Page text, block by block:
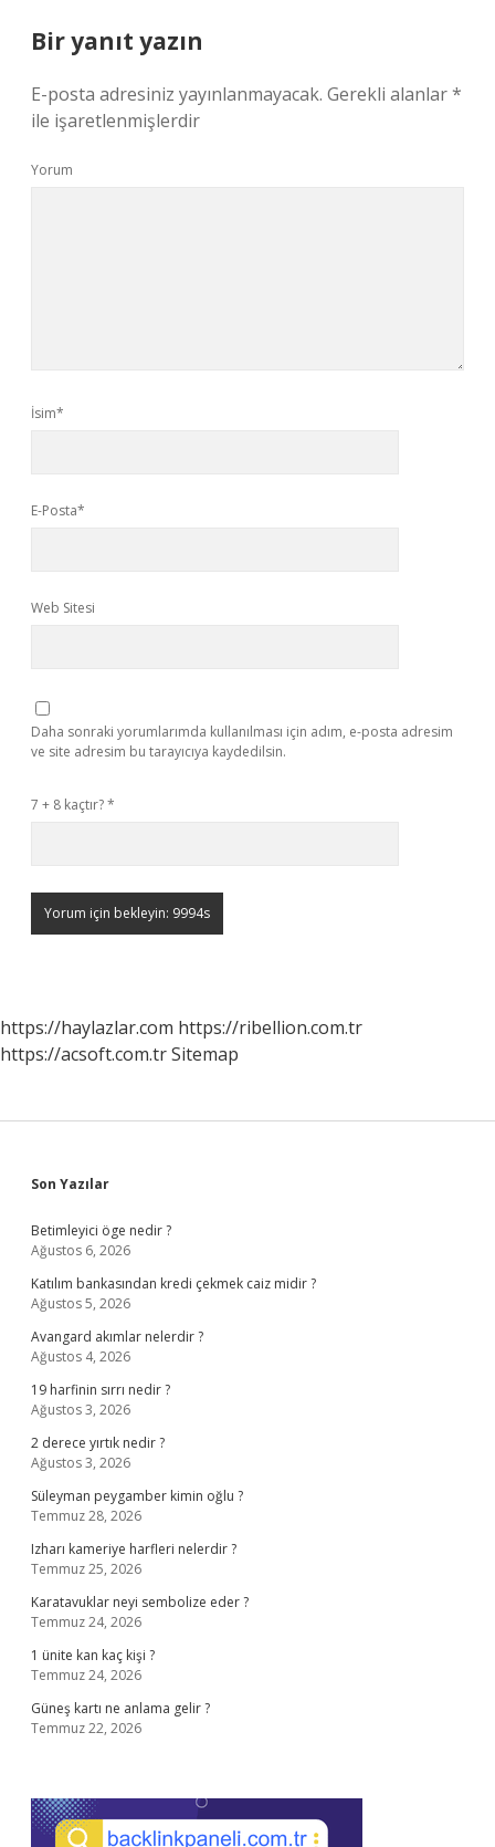
Bir yanıt yazın
E-posta adresiniz yayınlanmayacak. Gerekli alanlar*
ile işaretlenmişlerdir
Yorum
İsim*
E-Posta*
Web Sitesi
Daha sonraki yorumlarımda kullanılması için adım, e-posta adresim
ve site adresim bu tarayıcıya kaydedilsin.
7 + 8 kaçtır?*
https://haylazlar.com https://ribellion.com.tr
https://acsoft.com.trSitemap
Sidebar
Son Yazılar
Betimleyici öge nedir ?
Ağustos 6, 2026
Katılım bankasından kredi çekmek caiz midir ?
Ağustos 5, 2026
Avangard akımlar nelerdir ?
Ağustos 4, 2026
19 harfinin sırrı nedir ?
Ağustos 3, 2026
2 derece yırtık nedir ?
Ağustos 3, 2026
Süleyman peygamber kimin oğlu ?
Temmuz 28, 2026
Izharı kameriye harfleri nelerdir ?
Temmuz 25, 2026
Karatavuklar neyi sembolize eder ?
Temmuz 24, 2026
1 ünite kan kaç kişi ?
Temmuz 24, 2026
Güneş kartı ne anlama gelir ?
Temmuz 22, 2026